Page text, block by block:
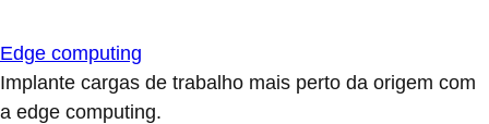
Edge computing
Implante cargas de trabalho mais perto da origem com
a edge computing.